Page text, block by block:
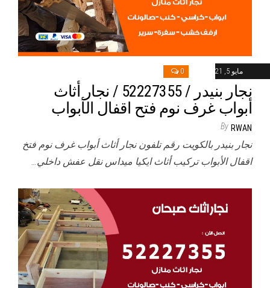
مايو 5, 2021 0
نجار بنيدر / 52227355 / نجار أثاث
أبواب غرف نوم فتح اقفال الأبواب
By RWAN
نجار بنيدر بالكويت رقم تلفون نجار أثاث أبواب غرف نوم فتخ
اقفال الأبواب تركيب أثاث ايكيا ميداس نقل عفش داخلي…